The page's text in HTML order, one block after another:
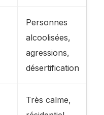
Personnes
alcoolisées,
agressions,
désertification
Très calme,